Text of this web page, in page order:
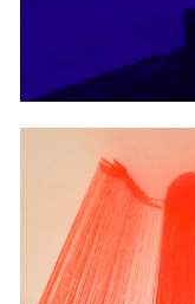
2016
CIEL ROUGE